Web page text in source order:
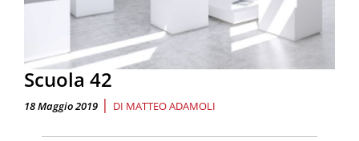
Scuola 42
18 Maggio 2019 | DI MATTEO ADAMOLI